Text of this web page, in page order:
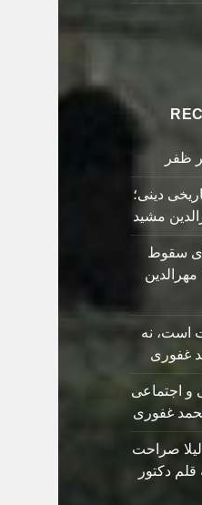
ظفر
دینی؛
مشید
سقوط
مهرالدین
است، نه
غفوری
و اجتماعی
غفوری
صراحت
قلم دکتور